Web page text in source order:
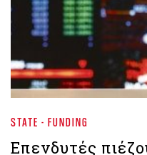
STATE - FUNDING
Επενδυτές